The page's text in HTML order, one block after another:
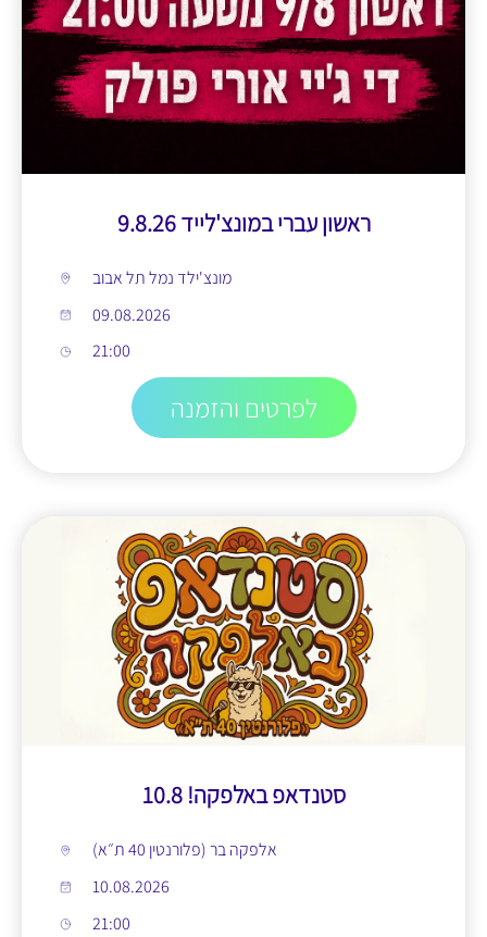
ראשון עברי במונצ'לייד 9.8.26
מונצ'ילד נמל תל אבוב
09.08.2026
21:00
לפרטים והזמנה
סטנדאפ באלפקה! 10.8
אלפקה בר (פלורנטין 40 ת״א)
10.08.2026
21:00